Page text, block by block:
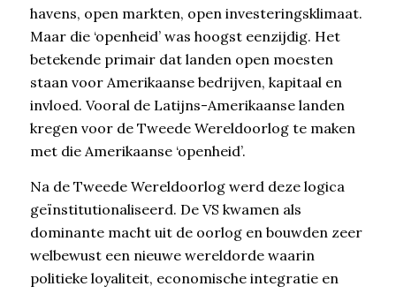
havens, open markten, open investeringsklimaat.
Maar die ‘openheid’ was hoogst eenzijdig. Het
betekende primair dat landen open moesten
staan voor Amerikaanse bedrijven, kapitaal en
invloed. Vooral de Latijns-Amerikaanse landen
kregen voor de Tweede Wereldoorlog te maken
met die Amerikaanse ‘openheid’.
Na de Tweede Wereldoorlog werd deze logica
geïnstitutionaliseerd. De VS kwamen als
dominante macht uit de oorlog en bouwden zeer
welbewust een nieuwe wereldorde waarin
politieke loyaliteit, economische integratie en